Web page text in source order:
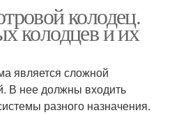
колодец.
колодцев и их
является сложной
В нее должны входить
разного назначения.